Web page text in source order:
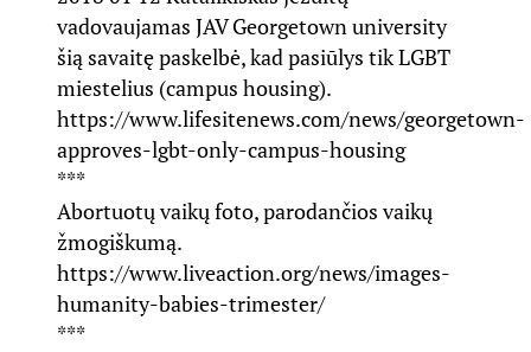
vadovaujamas JAV Georgetown university
šią savaitę paskelbė, kad pasiūlys tik LGBT
miestelius (campus housing).
https://www.lifesitenews.com/news/georgetown-
approves-lgbt-only-campus-housing
***
Abortuotų vaikų foto, parodančios vaikų
žmogiškumą.
https://www.liveaction.org/news/images-
humanity-babies-trimester/
***